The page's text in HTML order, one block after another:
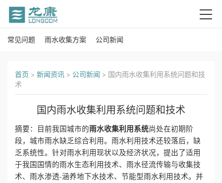
首
关
我
产
常见问题 雨水收集方案 公司新闻
首页 > 新闻资讯 > 公司新闻 > 国内雨水收集利用系统问题和技
术
国内雨水收集利用系统问题和技术
摘要：目前我国城市的雨水收集利用系统尚处在初期阶
段，城市雨水缺乏综合利用。雨水利用技术还较落后，缺
乏系统性。针对雨水利用现状以及经济状况，提出了适用
于我国国情的雨水生态利用技术、雨水径流传输与收集技
术、雨水渗透-涵养地下水技术、节能型雨水利用技术。并